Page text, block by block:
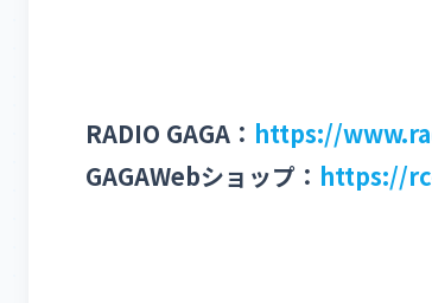
RADIO GAGA： https://
GAGAWebショップ： https://